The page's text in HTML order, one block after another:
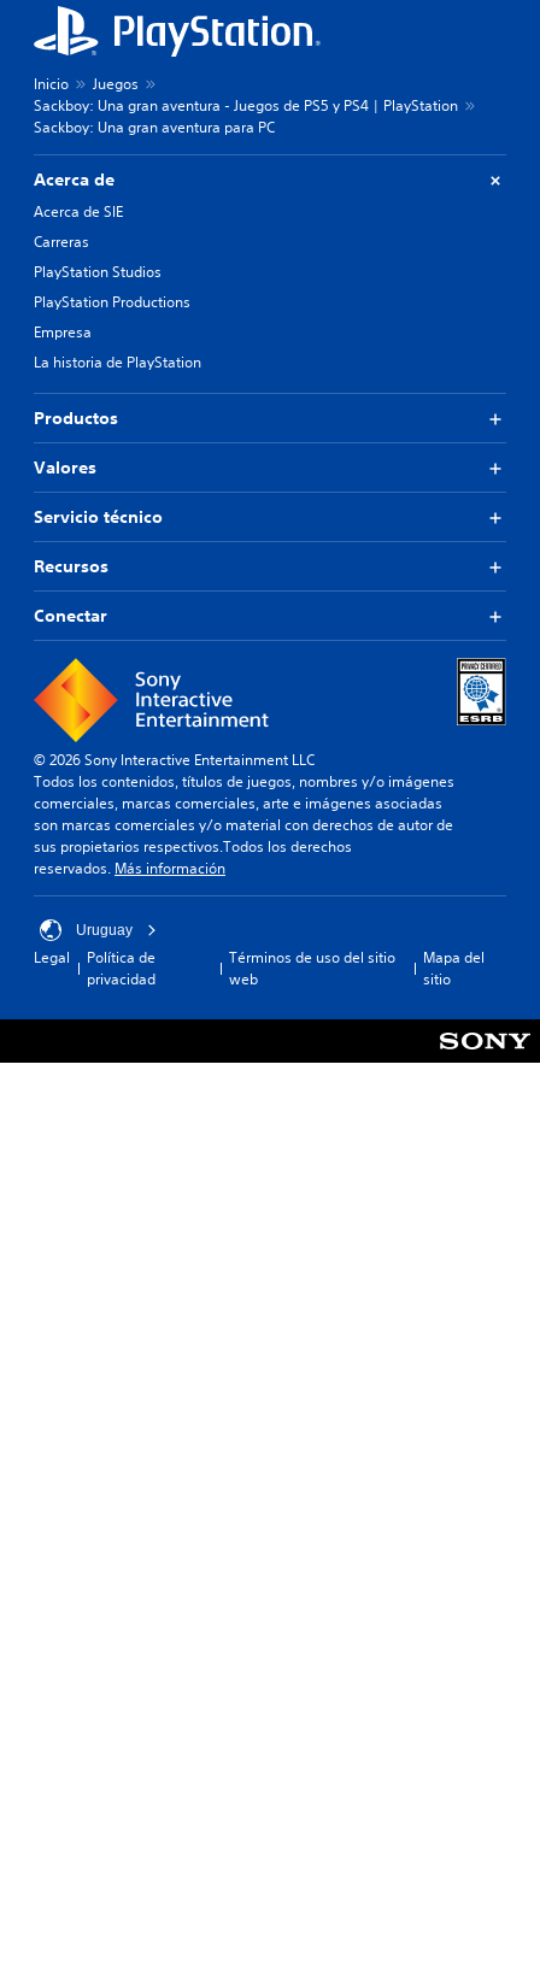
Inicio
Juegos
Sackboy: Una gran aventura - Juegos de PS5 y PS4 | PlayStation
Sackboy: Una gran aventura para PC
Acerca de
Acerca de SIE
Carreras
PlayStation Studios
PlayStation Productions
Empresa
La historia de PlayStation
Productos
Valores
Servicio técnico
Recursos
Conectar
© 2026 Sony Interactive Entertainment LLC
Todos los contenidos, títulos de juegos, nombres y/o imágenes
comerciales, marcas comerciales, arte e imágenes asociadas
son marcas comerciales y/o material con derechos de autor de
sus propietarios respectivos.Todos los derechos
reservados. Más información
Uruguay
Legal
Política de
privacidad
Términos de uso del sitio
web
Mapa del
sitio